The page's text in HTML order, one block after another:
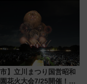
日開業）
市】立川まつり国営昭和
花火大会7/25開催！